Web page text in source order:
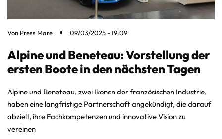
Von Press Mare 09/03/2025 - 19:09
Alpine und Beneteau: Vorstellung der
ersten Boote in den nächsten Tagen
Alpine und Beneteau, zwei Ikonen der französischen Industrie,
haben eine langfristige Partnerschaft angekündigt, die darauf
abzielt, ihre Fachkompetenzen und innovative Vision zu
vereinen